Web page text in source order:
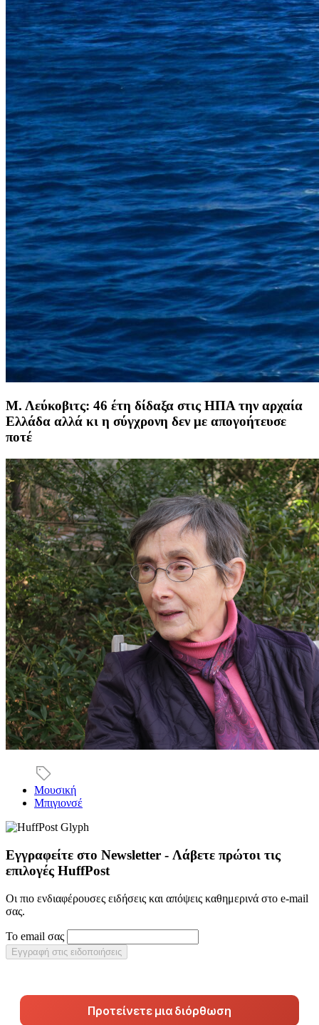
Μ. Λεύκοβιτς: 46 έτη δίδαξα στις ΗΠΑ την αρχαία
Ελλάδα αλλά κι η σύγχρονη δεν με απογοήτευσε
ποτέ
Μουσική
Μπιγιονσέ
Εγγραφείτε στο Newsletter - Λάβετε πρώτοι τις
επιλογές HuffPost
Οι πιο ενδιαφέρουσες ειδήσεις και απόψεις καθημερινά στο e-mail
σας.
Το email σας
Εγγραφή στις ειδοποιήσεις
Προτείνετε μια διόρθωση